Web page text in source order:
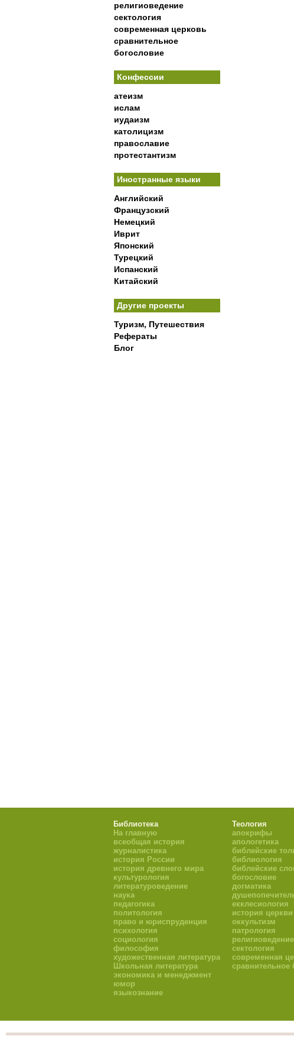
религиоведение
сектология
современная церковь
сравнительное
богословие
Конфессии
атеизм
ислам
иудаизм
католицизм
православие
протестантизм
Иностранные языки
Английский
Французский
Немецкий
Иврит
Японский
Турецкий
Испанский
Китайский
Другие проекты
Туризм, Путешествия
Рефераты
Блог
Библиотека
На главную
всеобщая история
журналистика
история России
история древнего мира
культурология
литературоведение
наука
педагогика
политология
право и юриспруденция
психология
социология
философия
художественная литература
Школьная литература
экономика и менеджмент
юмор
языкознание
Теология
апокрифы
апологетика
библейские
библиология
библейские
богословие
догматика
екклесиология
история церкви
оккультизм
патрология
религиоведение
сектология
современная
сравнительное